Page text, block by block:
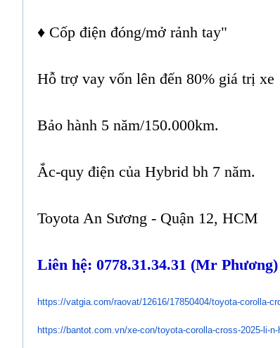
♦ Cốp điện đóng/mở rảnh tay"
Hỗ trợ vay vốn lên đến 80% giá trị xe
Bảo hành 5 năm/150.000km.
Ắc-quy điện của Hybrid bh 7 năm.
Toyota An Sương - Quận 12, HCM
Liên hệ: 0778.31.34.31 (Mr Phương)
https://vatgia.com/raovat/12616/17850404/toyota-corolla-
https://bantot.com.vn/xe-con/toyota-corolla-cross-2025-li-n-